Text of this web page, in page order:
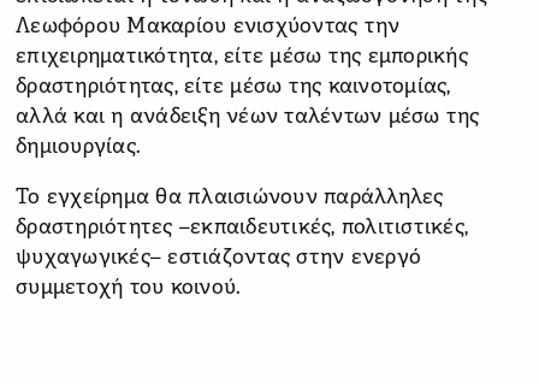
Λεωφόρου Μακαρίου ενισχύοντας την
επιχειρηματικότητα, είτε μέσω της εμπορικής
δραστηριότητας, είτε μέσω της καινοτομίας,
αλλά και η ανάδειξη νέων ταλέντων μέσω της
δημιουργίας.
Το εγχείρημα θα πλαισιώνουν παράλληλες
δραστηριότητες –εκπαιδευτικές, πολιτιστικές,
ψυχαγωγικές– εστιάζοντας στην ενεργό
συμμετοχή του κοινού.